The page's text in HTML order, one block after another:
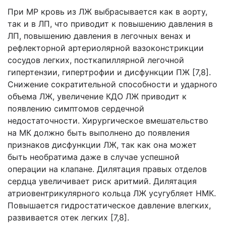
При МР кровь из ЛЖ выбрасывается как в аорту,
так и в ЛП, что приводит к повышению давления в
ЛП, повышению давления в легочных венах и
рефлекторной артериолярной вазоконстрикции
сосудов легких, посткапиллярной легочной
гипертензии, гипертрофии и дисфункции ПЖ [7,8].
Снижение сократительной способности и ударного
объема ЛЖ, увеличение КДО ЛЖ приводит к
появлению симптомов сердечной
недостаточности. Хирургическое вмешательство
на МК должно быть выполнено до появления
признаков дисфункции ЛЖ, так как она может
быть необратима даже в случае успешной
операции на клапане. Дилятация правых отделов
сердца увеличивает риск аритмий. Дилятация
атриовентрикулярного кольца ЛЖ усугубляет НМК.
Повышается гидростатическое давление влегких,
развивается отек легких [7,8].